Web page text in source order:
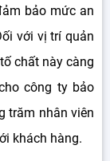
bảo mức an
với vị trí quản
chất này càng
công ty bảo
trăm nhân viên
khách hàng.